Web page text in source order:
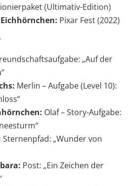
(Ultimativ-Edition)
Pixar Fest (2022)
„Auf der
Merlin – Aufgabe (Level 10):
Olaf – Story-Aufgabe:
Sternenpfad: „Wunder von
Post: „Ein Zeichen der